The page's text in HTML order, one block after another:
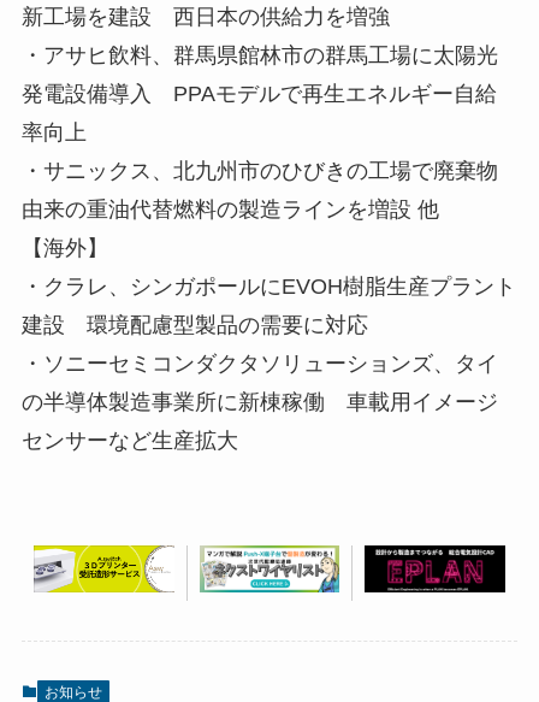
新工場を建設 西日本の供給力を増強
・アサヒ飲料、群馬県館林市の群馬工場に太陽光
発電設備導入 PPAモデルで再生エネルギー自給
率向上
・サニックス、北九州市のひびきの工場で廃棄物
由来の重油代替燃料の製造ラインを増設 他
【海外】
・クラレ、シンガポールにEVOH樹脂生産プラント
建設 環境配慮型製品の需要に対応
・ソニーセミコンダクタソリューションズ、タイ
の半導体製造事業所に新棟稼働 車載用イメージ
センサーなど生産拡大
お知らせ